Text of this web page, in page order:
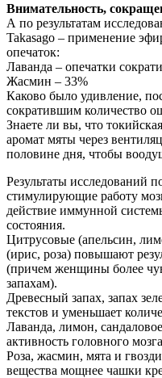
Внимательность,
А по результатам
Takasago – применение
опечаток:
Лаванда – опечатки
Жасмин – 33%
Каково было удивление,
сократившим количество
Знаете ли вы, что
аромат мяты через
половине дня, чтобы
Результаты исследований
стимулирующие работу
действие иммунной
состояния.
Цитрусовые (апельсин,
(ирис, роза) повышают
(причем женщины более
запахам).
Древесный запах, запах
текстов и уменьшает
Лаванда, лимон,
активность головного
Роза, жасмин, мята и
вещества мощнее чашки